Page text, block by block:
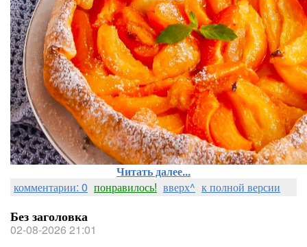
Читать далее...
комментарии: 0 понравилось! вверх^ к полной версии
Без заголовка
02-08-2026 21:01